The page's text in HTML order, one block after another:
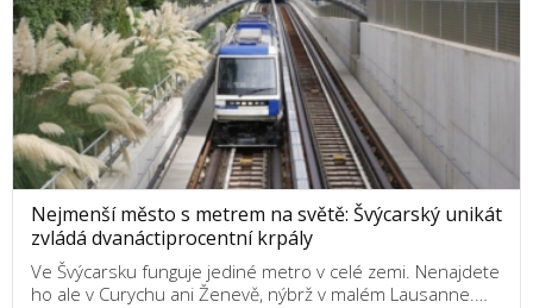
Nejmenší město s metrem na světě: Švýcarský unikát
zvládá dvanáctiprocentní krpály
Ve Švýcarsku funguje jediné metro v celé zemi. Nenajdete
ho ale v Curychu ani Ženevě, nýbrž v malém Lausanne.…